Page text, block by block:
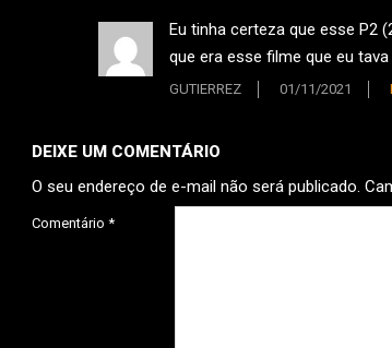
Eu tinha certeza que esse P2
que era esse filme que eu
GUTIERREZ 01/11/2021
DEIXE UM COMENTÁRIO
O seu endereço de e-mail não será publicado.
Comentário *